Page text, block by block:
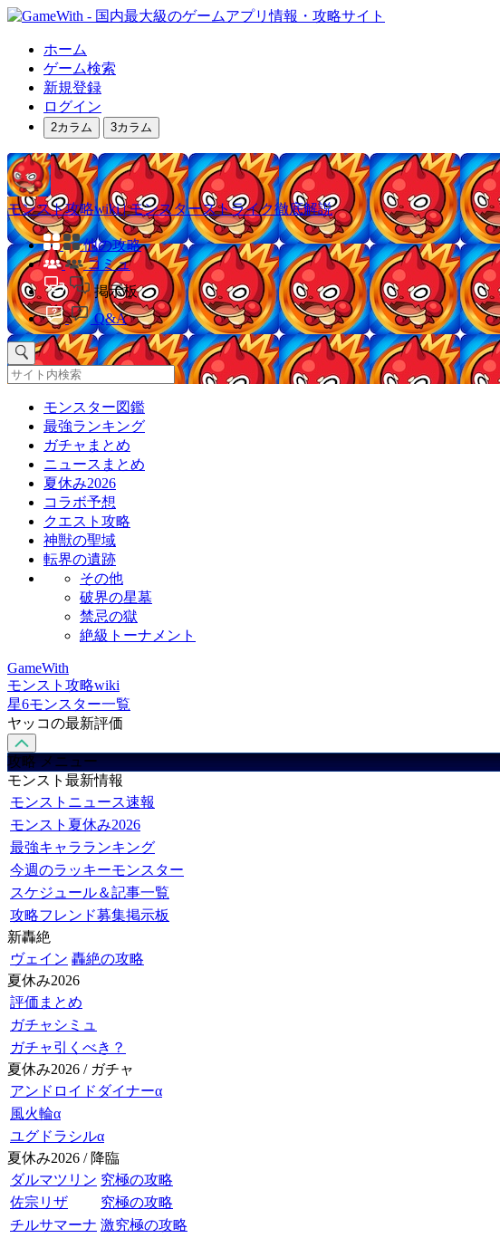
ホーム
ゲーム検索
新規登録
ログイン
2カラム 3カラム
モンスト攻略wiki | モンスターストライク徹底解説
他の攻略
コミュ
掲示板
Q&A
モンスター図鑑
最強ランキング
ガチャまとめ
ニュースまとめ
夏休み2026
コラボ予想
クエスト攻略
神獣の聖域
転界の遺跡
その他
破界の星墓
禁忌の獄
絶級トーナメント
GameWith
モンスト攻略wiki
星6モンスター一覧
ヤッコの最新評価
攻略 メニュー
モンスト最新情報
モンストニュース速報
モンスト夏休み2026
最強キャラランキング
今週のラッキーモンスター
スケジュール＆記事一覧
攻略フレンド募集掲示板
新轟絶
ヴェイン 轟絶の攻略
夏休み2026
評価まとめ
ガチャシミュ
ガチャ引くべき？
夏休み2026 / ガチャ
アンドロイドダイナーα
風火輪α
ユグドラシルα
夏休み2026 / 降臨
ダルマツリン 究極の攻略
佐宗リザ
究極の攻略
チルサマーナ 激究極の攻略